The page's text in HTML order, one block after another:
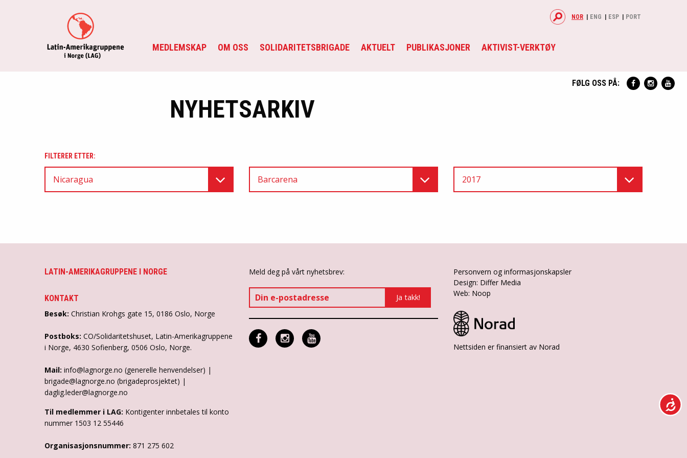
MEDLEMSKAP OM OSS SOLIDARITETSBRIGADE AKTUELT PUBLIKASJONER AKTIVIST-VERKTØY
NOR ENG ESP PORT
FØLG OSS PÅ:
NYHETSARKIV
FILTERER ETTER:
Nicaragua Barcarena 2017
LATIN-AMERIKAGRUPPENE I NORGE
KONTAKT
Besøk: Christian Krohgs gate 15, 0186 Oslo, Norge
Postboks: CO/Solidaritetshuset, Latin-Amerikagruppene
i Norge, 4630 Sofienberg, 0506 Oslo, Norge.
Mail: info@lagnorge.no (generelle henvendelser) |
brigade@lagnorge.no (brigadeprosjektet) |
daglig.leder@lagnorge.no
Til medlemmer i LAG: Kontigenter innbetales til konto
nummer 1503 12 55446
Organisasjonsnummer: 871 275 602
Meld deg på vårt nyhetsbrev:
Personvern og informasjonskapsler
Design: Differ Media
Web: Noop
Nettsiden er finansiert av Norad